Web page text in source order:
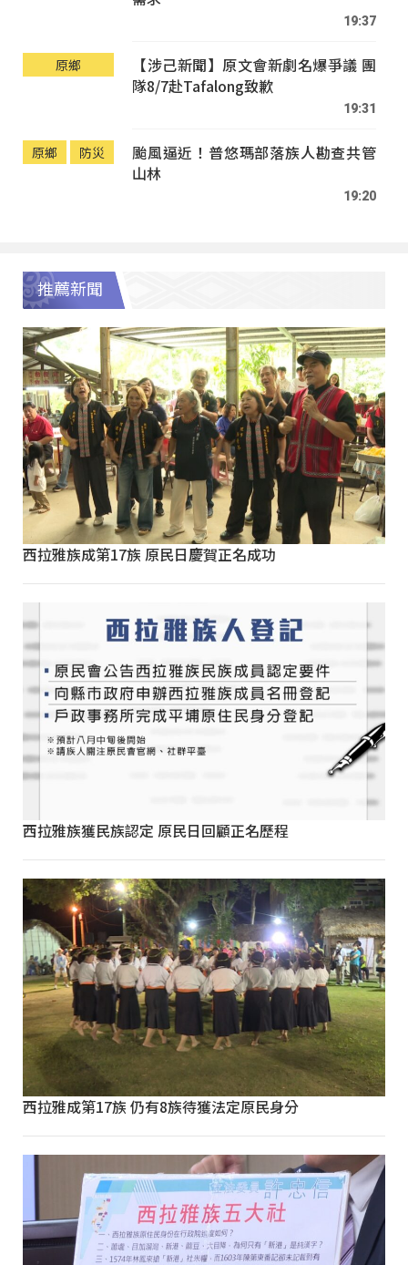
19:37
原鄉
【涉己新聞】原文會新劇名爆爭議 團
隊8/7赴Tafalong致歉
19:31
原鄉 防災
颱風逼近！普悠瑪部落族人勘查共管
山林
19:20
推薦新聞
西拉雅族成第17族 原民日慶賀正名成功
西拉雅族獲民族認定 原民日回顧正名歷程
西拉雅成第17族 仍有8族待獲法定原民身分